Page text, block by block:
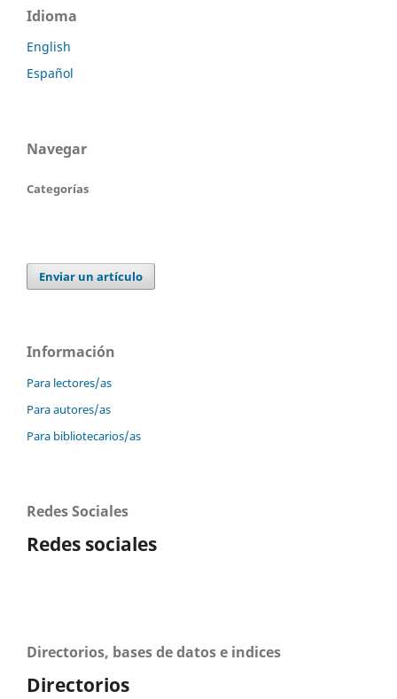
Idioma
English
Español
Navegar
Categorías
Enviar un artículo
Información
Para lectores/as
Para autores/as
Para bibliotecarios/as
Redes Sociales
Redes sociales
Directorios, bases de datos e indices
Directorios